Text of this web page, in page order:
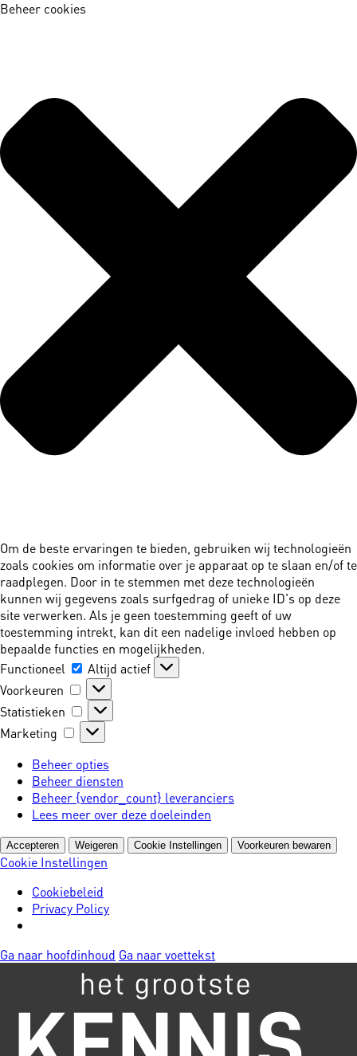
Beheer cookies
Om de beste ervaringen te bieden, gebruiken wij technologieën
zoals cookies om informatie over je apparaat op te slaan en/of te
raadplegen. Door in te stemmen met deze technologieën
kunnen wij gegevens zoals surfgedrag of unieke ID's op deze
site verwerken. Als je geen toestemming geeft of uw
toestemming intrekt, kan dit een nadelige invloed hebben op
bepaalde functies en mogelijkheden.
Functioneel
Functioneel
Altijd actief
Voorkeuren
Voorkeuren
Statistieken
Statistieken
Marketing
Marketing
Beheer opties
Beheer diensten
Beheer {vendor_count} leveranciers
Lees meer over deze doeleinden
Accepteren Weigeren Cookie Instellingen Voorkeuren bewaren
Cookie Instellingen
Cookiebeleid
Privacy Policy
Ga naar hoofdinhoud Ga naar voettekst